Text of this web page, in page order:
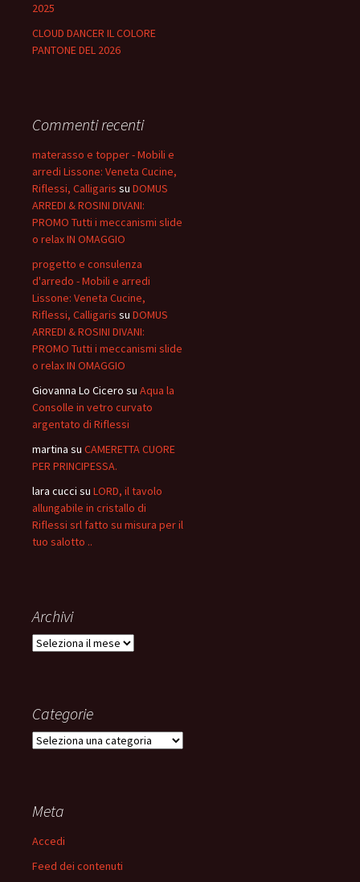
2025
CLOUD DANCER IL COLORE
PANTONE DEL 2026
Commenti recenti
materasso e topper - Mobili e
arredi Lissone: Veneta Cucine,
Riflessi, Calligaris su DOMUS
ARREDI & ROSINI DIVANI:
PROMO Tutti i meccanismi slide
o relax IN OMAGGIO
progetto e consulenza
d'arredo - Mobili e arredi
Lissone: Veneta Cucine,
Riflessi, Calligaris su DOMUS
ARREDI & ROSINI DIVANI:
PROMO Tutti i meccanismi slide
o relax IN OMAGGIO
Giovanna Lo Cicero su Aqua la
Consolle in vetro curvato
argentato di Riflessi
martina su CAMERETTA CUORE
PER PRINCIPESSA.
lara cucci su LORD, il tavolo
allungabile in cristallo di
Riflessi srl fatto su misura per il
tuo salotto ..
Archivi
Archivi
Categorie
Categorie
Meta
Accedi
Feed dei contenuti